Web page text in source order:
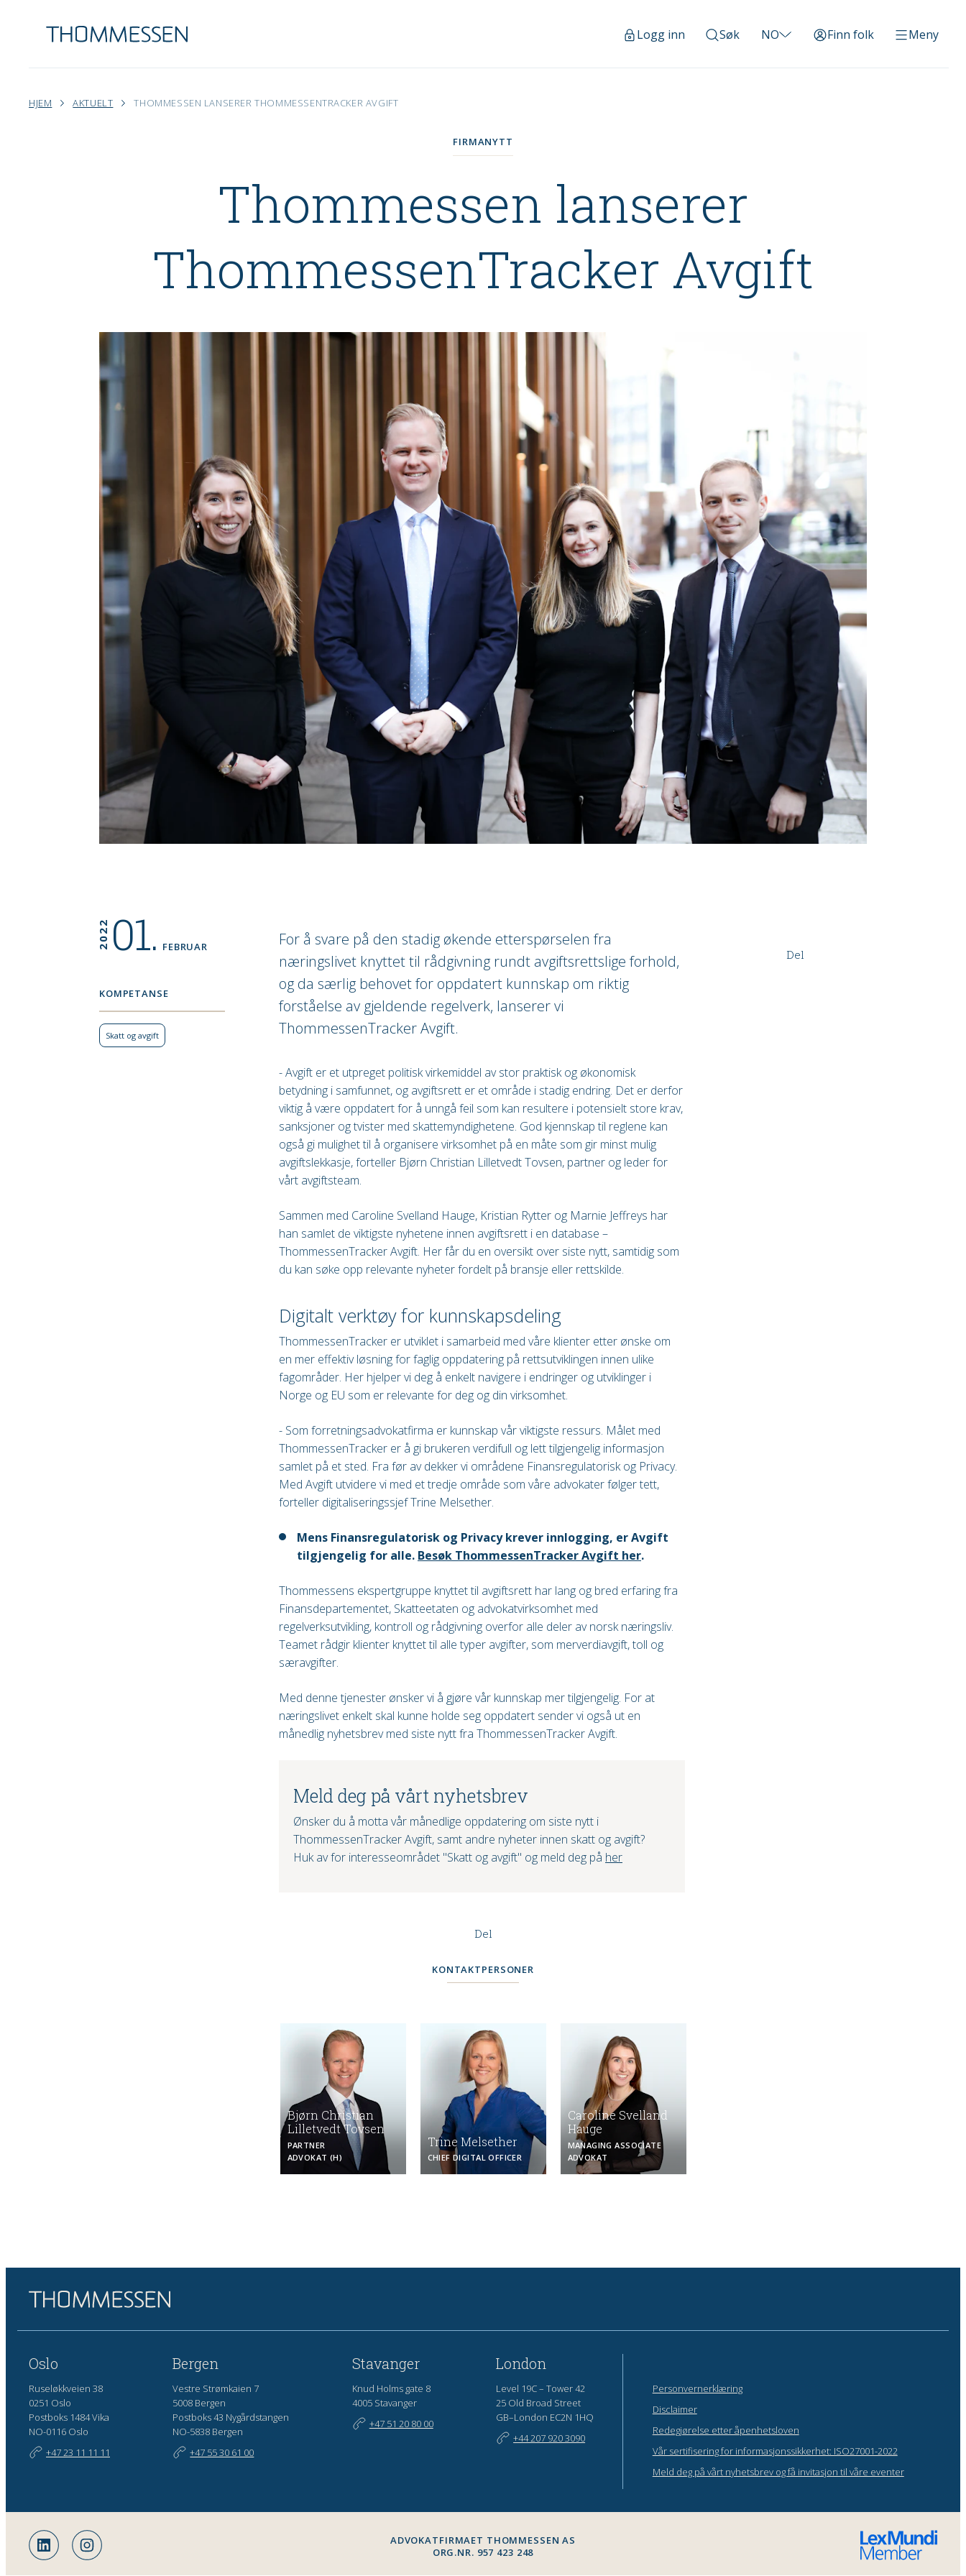
Logg inn Søk NO Finn folk Meny
HJEM AKTUELT THOMMESSEN LANSERER THOMMESSENTRACKER AVGIFT
FIRMANYTT
Thommessen lanserer
ThommessenTracker Avgift
01. FEBRUAR
2022
KOMPETANSE
Skatt og avgift
Del
For å svare på den stadig økende etterspørselen fra
næringslivet knyttet til rådgivning rundt avgiftsrettslige forhold,
og da særlig behovet for oppdatert kunnskap om riktig
forståelse av gjeldende regelverk, lanserer vi
ThommessenTracker Avgift.
- Avgift er et utpreget politisk virkemiddel av stor praktisk og økonomisk
betydning i samfunnet, og avgiftsrett er et område i stadig endring. Det er derfor
viktig å være oppdatert for å unngå feil som kan resultere i potensielt store krav,
sanksjoner og tvister med skattemyndighetene. God kjennskap til reglene kan
også gi mulighet til å organisere virksomhet på en måte som gir minst mulig
avgiftslekkasje, forteller Bjørn Christian Lilletvedt Tovsen, partner og leder for
vårt avgiftsteam.
Sammen med Caroline Svelland Hauge, Kristian Rytter og Marnie Jeffreys har
han samlet de viktigste nyhetene innen avgiftsrett i en database –
ThommessenTracker Avgift. Her får du en oversikt over siste nytt, samtidig som
du kan søke opp relevante nyheter fordelt på bransje eller rettskilde.
Digitalt verktøy for kunnskapsdeling
ThommessenTracker er utviklet i samarbeid med våre klienter etter ønske om
en mer effektiv løsning for faglig oppdatering på rettsutviklingen innen ulike
fagområder. Her hjelper vi deg å enkelt navigere i endringer og utviklinger i
Norge og EU som er relevante for deg og din virksomhet.
- Som forretningsadvokatfirma er kunnskap vår viktigste ressurs. Målet med
ThommessenTracker er å gi brukeren verdifull og lett tilgjengelig informasjon
samlet på et sted. Fra før av dekker vi områdene Finansregulatorisk og Privacy.
Med Avgift utvidere vi med et tredje område som våre advokater følger tett,
forteller digitaliseringssjef Trine Melsether.
Mens Finansregulatorisk og Privacy krever innlogging, er Avgift
tilgjengelig for alle. Besøk ThommessenTracker Avgift her.
Thommessens ekspertgruppe knyttet til avgiftsrett har lang og bred erfaring fra
Finansdepartementet, Skatteetaten og advokatvirksomhet med
regelverksutvikling, kontroll og rådgivning overfor alle deler av norsk næringsliv.
Teamet rådgir klienter knyttet til alle typer avgifter, som merverdiavgift, toll og
særavgifter.
Med denne tjenester ønsker vi å gjøre vår kunnskap mer tilgjengelig. For at
næringslivet enkelt skal kunne holde seg oppdatert sender vi også ut en
månedlig nyhetsbrev med siste nytt fra ThommessenTracker Avgift.
Meld deg på vårt nyhetsbrev
Ønsker du å motta vår månedlige oppdatering om siste nytt i
ThommessenTracker Avgift, samt andre nyheter innen skatt og avgift?
Huk av for interesseområdet "Skatt og avgift" og meld deg på her
Del
KONTAKTPERSONER
Bjørn Christian
Lilletvedt Tovsen
PARTNER
ADVOKAT (H)
Trine Melsether
CHIEF DIGITAL OFFICER
Caroline Svelland
Hauge
MANAGING ASSOCIATE
ADVOKAT
Oslo
Ruseløkkveien 38
0251 Oslo
Postboks 1484 Vika
NO-0116 Oslo
+47 23 11 11 11
Bergen
Vestre Strømkaien 7
5008 Bergen
Postboks 43 Nygårdstangen
NO-5838 Bergen
+47 55 30 61 00
Stavanger
Knud Holms gate 8
4005 Stavanger
+47 51 20 80 00
London
Level 19C – Tower 42
25 Old Broad Street
GB–London EC2N 1HQ
+44 207 920 3090
Personvernerklæring
Disclaimer
Redegjørelse etter åpenhetsloven
Vår sertifisering for informasjonssikkerhet: ISO27001-2022
Meld deg på vårt nyhetsbrev og få invitasjon til våre eventer
ADVOKATFIRMAET THOMMESSEN AS
ORG.NR. 957 423 248